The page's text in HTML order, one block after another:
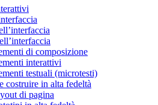
di composizione
interattivi
testuali (microtesti)
costruire in alta fedeltà
di pagina